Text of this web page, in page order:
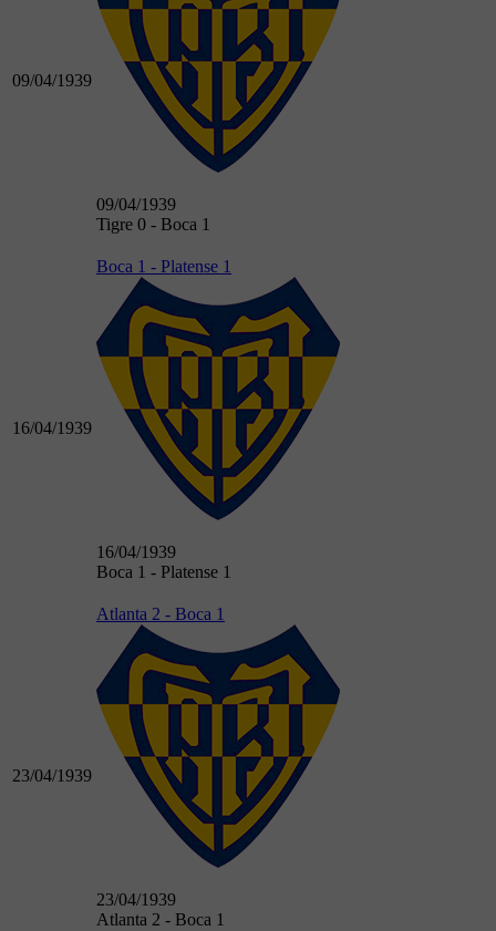
09/04/1939
09/04/1939
Tigre 0 - Boca 1
16/04/1939
Boca 1 - Platense 1
16/04/1939
Boca 1 - Platense 1
23/04/1939
Atlanta 2 - Boca 1
23/04/1939
Atlanta 2 - Boca 1